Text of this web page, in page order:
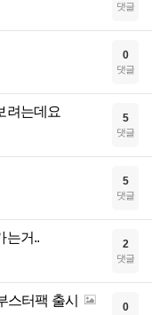
댓글
0
댓글
려는데요 5
댓글
5
댓글
는거.. 2
댓글
스터팩 출시 0